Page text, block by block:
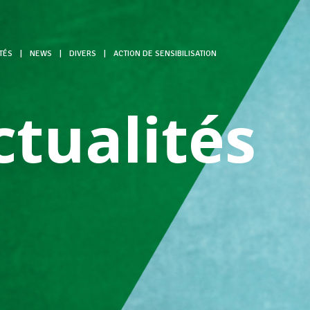
NEWS DIVERS ACTION DE SENSIBILISATION